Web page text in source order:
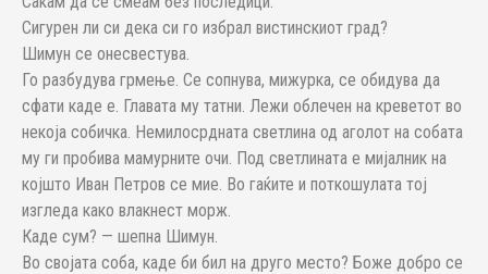
Сигурен ли си дека си го избрал вистинскиот град?
Шимун се онесвестува.
Го разбудува грмење. Се сопнува, мижурка, се обидува да
сфати каде е. Главата му татни. Лежи облечен на креветот во
некоја собичка. Немилосрдната светлина од аголот на собата
му ги пробива мамурните очи. Под светлината е мијалник на
којшто Иван Петров се мие. Во гаќите и поткошулата тој
изгледа како влакнест морж.
Каде сум? — шепна Шимун.
Во својата соба, каде би бил на друго место? Боже добро се